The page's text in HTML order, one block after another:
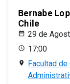
Bernabe
Chile
29 de
17:00
Facultad